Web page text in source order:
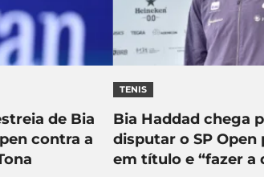
de Bia
contra a
TENIS
Bia Haddad chega
disputar o SP Open
em título e “fazer a